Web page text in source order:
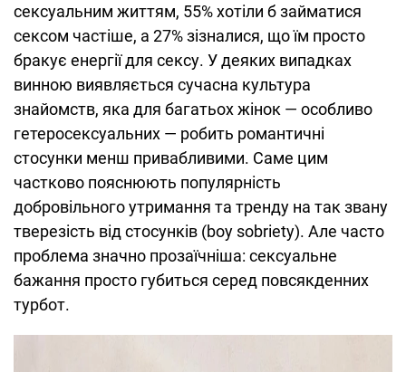
сексуальним життям, 55% хотіли б займатися
сексом частіше, а 27% зізналися, що їм просто
бракує енергії для сексу. У деяких випадках
винною виявляється сучасна культура
знайомств, яка для багатьох жінок — особливо
гетеросексуальних — робить романтичні
стосунки менш привабливими. Саме цим
частково пояснюють популярність
добровільного утримання та тренду на так звану
тверезість від стосунків (boy sobriety). Але часто
проблема значно прозаїчніша: сексуальне
бажання просто губиться серед повсякденних
турбот.